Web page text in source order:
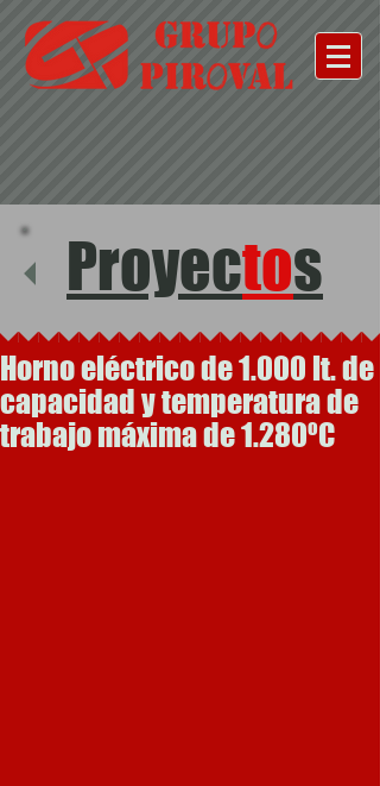
Proyectos
Horno eléctrico de 1.000 lt. de
capacidad y temperatura de
trabajo máxima de 1.280ºC